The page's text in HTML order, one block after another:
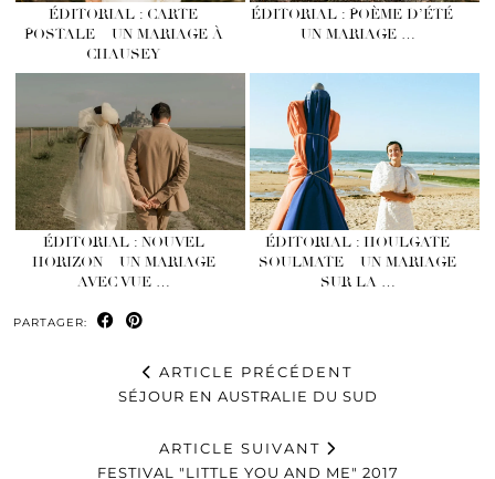
ÉDITORIAL : CARTE
POSTALE – UN MARIAGE À
CHAUSEY
ÉDITORIAL : POÈME D’ÉTÉ –
UN MARIAGE …
ÉDITORIAL : NOUVEL
HORIZON – UN MARIAGE
AVEC VUE …
ÉDITORIAL : HOULGATE
SOULMATE – UN MARIAGE
SUR LA …
PARTAGER:
ARTICLE PRÉCÉDENT
SÉJOUR EN AUSTRALIE DU SUD
ARTICLE SUIVANT
FESTIVAL "LITTLE YOU AND ME" 2017